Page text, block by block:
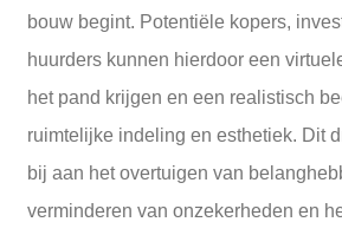
bouw begint. Potentiële kopers,
huurders kunnen hierdoor een
het pand krijgen en een realistisch
ruimtelijke indeling en esthetiek. Dit
bij aan het overtuigen van
verminderen van onzekerheden en